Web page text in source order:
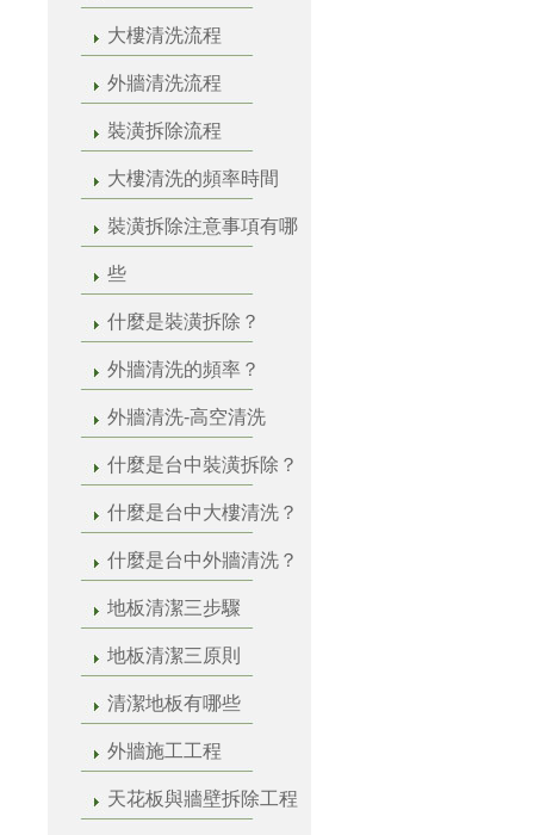
大樓清洗流程
外牆清洗流程
裝潢拆除流程
大樓清洗的頻率時間
裝潢拆除注意事項有哪
些
什麼是裝潢拆除？
外牆清洗的頻率？
外牆清洗-高空清洗
什麼是台中裝潢拆除？
什麼是台中大樓清洗？
什麼是台中外牆清洗？
地板清潔三步驟
地板清潔三原則
清潔地板有哪些
外牆施工工程
天花板與牆壁拆除工程